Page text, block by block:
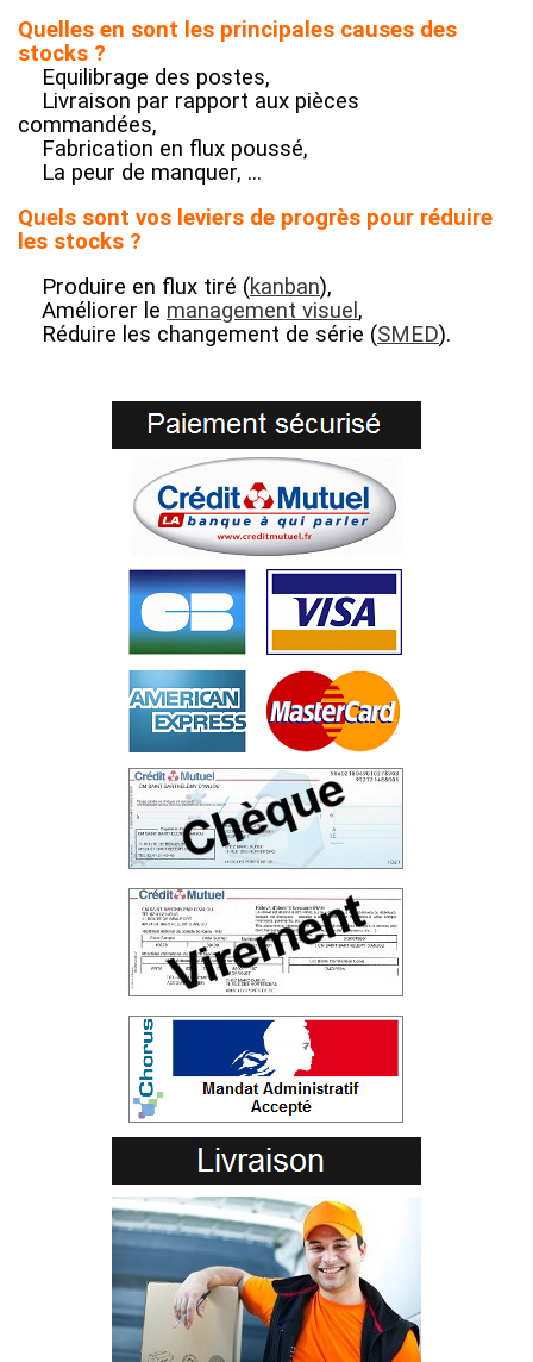
Quelles en sont les principales causes des
stocks ?
Equilibrage des postes,
Livraison par rapport aux pièces
commandées,
Fabrication en flux poussé,
La peur de manquer, ...
Quels sont vos leviers de progrès pour réduire
les stocks ?
Produire en flux tiré (kanban),
Améliorer le management visuel,
Réduire les changement de série (SMED).